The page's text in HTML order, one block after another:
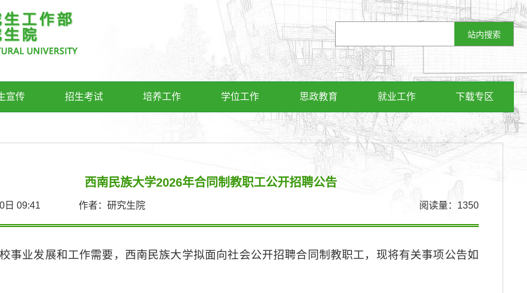
宣传 招生考试 培养工作 学位工作 思政教育 就业工作 下载专区
西南民族大学2026年合同制教职工公开招聘公告
20日 09:41 作者：研究生院 阅读量： 1350
事业发展和工作需要，西南民族大学拟面向社会公开招聘合同制教职工，现将有关事项公告如